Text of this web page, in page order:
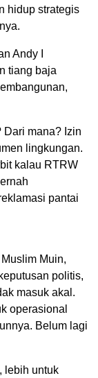
hidup strategis
Andy I
tiang baja
Dari mana? Izin
lingkungan.
kalau RTRW
pantai
Muin,
politis,
masuk akal.
operasional
Belum lagi
lebih untuk